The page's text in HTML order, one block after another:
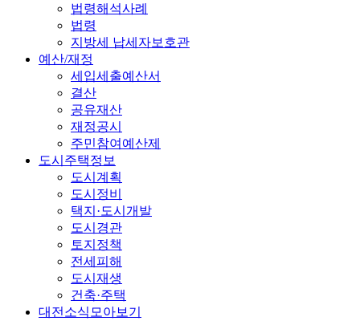
법령해석사례
법령
지방세 납세자보호관
예산/재정
세입세출예산서
결산
공유재산
재정공시
주민참여예산제
도시주택정보
도시계획
도시정비
택지·도시개발
도시경관
토지정책
전세피해
도시재생
건축·주택
대전소식모아보기